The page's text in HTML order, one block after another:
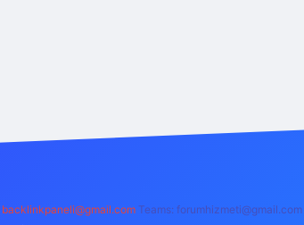
backlinkpaneli@gmail.com Teams: forumhizmeti@gmail.com